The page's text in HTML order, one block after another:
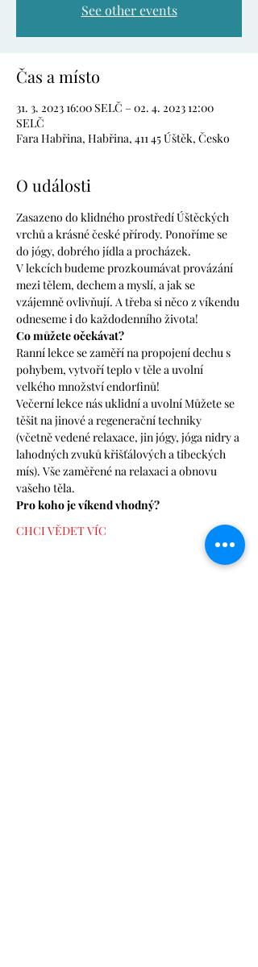
See other events
Čas a místo
31. 3. 2023 16:00 SELČ – 02. 4. 2023 12:00
SELČ
Fara Habřina, Habřina, 411 45 Úštěk, Česko
O události
Zasazeno do klidného prostředí Úštěckých
vrchů a krásné české přírody. Ponoříme se
do jógy, dobrého jídla a procházek.
V lekcích budeme prozkoumávat provázání
mezi tělem, dechem a myslí, a jak se
vzájemně ovlivňují. A třeba si něco z víkendu
odneseme i do každodenního života!
Co můžete očekávat?
Ranní lekce se zaměří na propojení dechu s
pohybem, vytvoří teplo v těle a uvolní
velkého množství endorfinů!
Večerní lekce nás uklidní a uvolní Můžete se
těšit na jinové a regenerační techniky
(včetně vedené relaxace, jin jógy, jóga nidry a
lahodných zvuků křišťálových a tibeckých
mís). Vše zaměřené na relaxaci a obnovu
vašeho těla.
Pro koho je víkend vhodný?
CHCI VĚDET VÍC